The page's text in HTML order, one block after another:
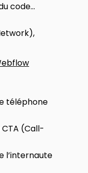
code…
téléphone
(Call-
l’internaute